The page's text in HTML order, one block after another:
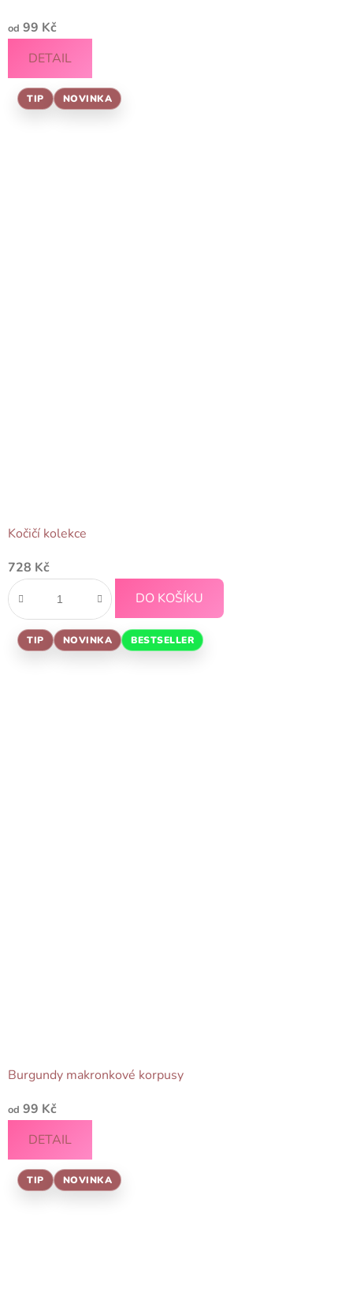
od 99 Kč
DETAIL
TIP NOVINKA
Kočičí kolekce
hodnocení
produktu
je
5,0
728 Kč
DO KOŠÍKU
TIP NOVINKA BESTSELLER
Burgundy makronkové korpusy
od 99 Kč
DETAIL
TIP NOVINKA